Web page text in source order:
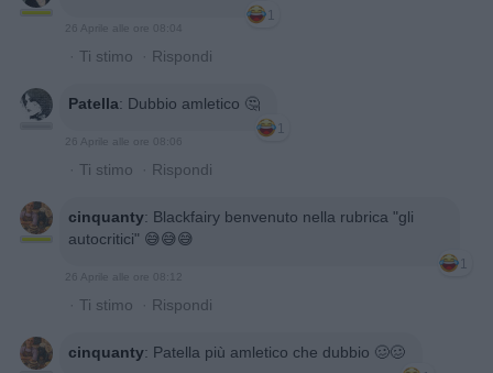
1
26 Aprile alle ore 08:04
· Ti stimo · Rispondi
Patella: Dubbio amletico 🤔
1
26 Aprile alle ore 08:06
· Ti stimo · Rispondi
cinquanty: Blackfairy benvenuto nella rubrica "gli
autocritici" 😅😅😅
1
26 Aprile alle ore 08:12
· Ti stimo · Rispondi
cinquanty: Patella più amletico che dubbio 🥴🥴